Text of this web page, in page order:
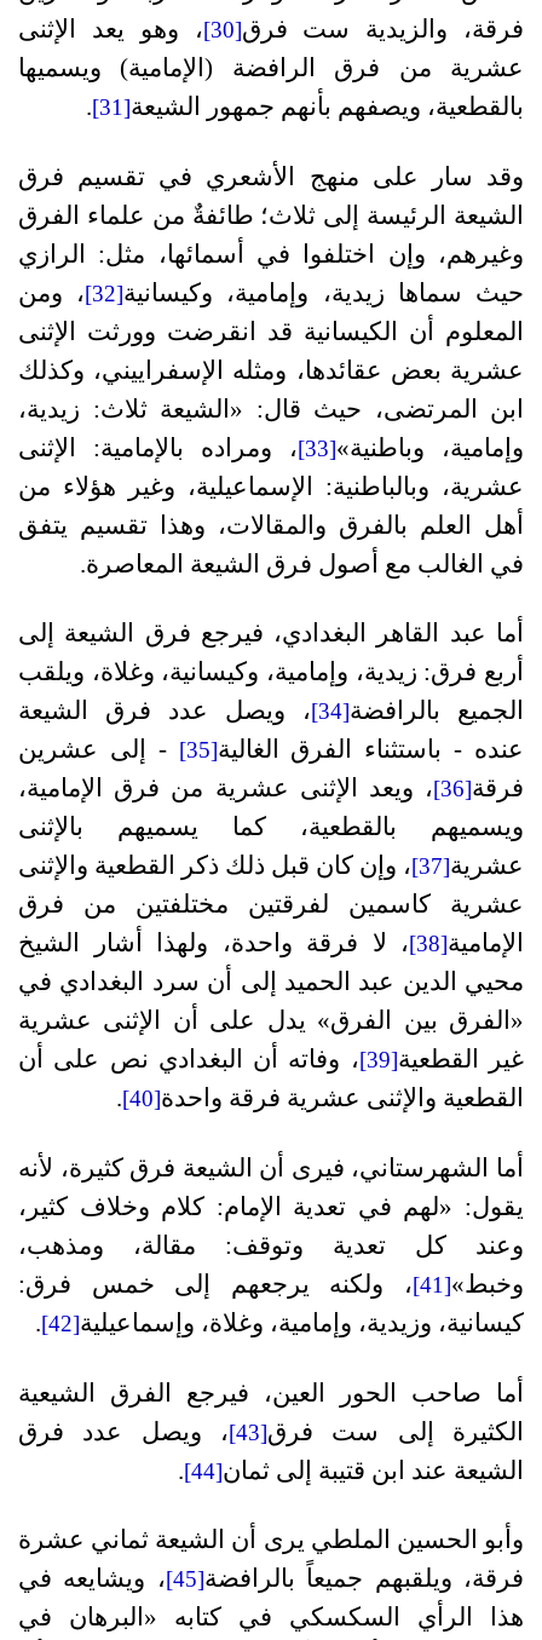
فرقة، والزيدية ست فرق[30]
، وهو يعد الإثنى
عشرية من فرق الرافضة (الإمامية) ويسميها
بالقطعية، ويصفهم بأنهم جمهور الشيعة[31]
.
وقد سار على منهج الأشعري في تقسيم فرق
الشيعة الرئيسة إلى ثلاث؛ طائفةٌ من علماء الفرق
وغيرهم، وإن اختلفوا في أسمائها، مثل: الرازي
حيث سماها زيدية، وإمامية، وكيسانية[32]
، ومن
المعلوم أن الكيسانية قد انقرضت وورثت الإثنى
عشرية بعض عقائدها، ومثله الإسفراييني، وكذلك
ابن المرتضى، حيث قال: «الشيعة ثلاث: زيدية،
وإمامية، وباطنية»[33]
، ومراده بالإمامية: الإثنى
عشرية، وبالباطنية: الإسماعيلية، وغير هؤلاء من
أهل العلم بالفرق والمقالات، وهذا تقسيم يتفق
في الغالب مع أصول فرق الشيعة المعاصرة.
أما عبد القاهر البغدادي، فيرجع فرق الشيعة إلى
أربع فرق: زيدية، وإمامية، وكيسانية، وغلاة، ويلقب
الجميع بالرافضة[34]
، ويصل عدد فرق الشيعة
عنده - باستثناء الفرق الغالية[35]
- إلى عشرين
فرقة[36]
، ويعد الإثنى عشرية من فرق الإمامية،
ويسميهم بالقطعية، كما يسميهم بالإثنى
عشرية[37]
، وإن كان قبل ذلك ذكر القطعية والإثنى
عشرية كاسمين لفرقتين مختلفتين من فرق
الإمامية[38]
، لا فرقة واحدة، ولهذا أشار الشيخ
محيي الدين عبد الحميد إلى أن سرد البغدادي في
«الفرق بين الفرق» يدل على أن الإثنى عشرية
غير القطعية[39]
، وفاته أن البغدادي نص على أن
القطعية والإثنى عشرية فرقة واحدة[40]
.
أما الشهرستاني، فيرى أن الشيعة فرق كثيرة، لأنه
يقول: «لهم في تعدية الإمام: كلام وخلاف كثير،
وعند كل تعدية وتوقف: مقالة، ومذهب،
وخبط»[41]
، ولكنه يرجعهم إلى خمس فرق:
كيسانية، وزيدية، وإمامية، وغلاة، وإسماعيلية[42]
.
أما صاحب الحور العين، فيرجع الفرق الشيعية
الكثيرة إلى ست فرق[43]
، ويصل عدد فرق
الشيعة عند ابن قتيبة إلى ثمان[44]
.
وأبو الحسين الملطي يرى أن الشيعة ثماني عشرة
فرقة، ويلقبهم جميعاً بالرافضة[45]
، ويشايعه في
هذا الرأي السكسكي في كتابه «البرهان في